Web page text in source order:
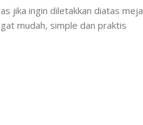
jika ingin diletakkan diatas meja
mudah, simple dan praktis